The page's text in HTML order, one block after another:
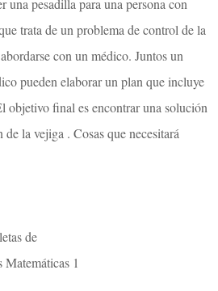
una pesadilla para una persona con
trata de un problema de control de la
con un médico. Juntos un
pueden elaborar un plan que incluye
objetivo final es encontrar una solución
la vejiga . Cosas que necesitará
de
1